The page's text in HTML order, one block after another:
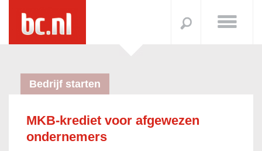
Bedrijf starten
MKB-krediet voor afgewezen
ondernemers